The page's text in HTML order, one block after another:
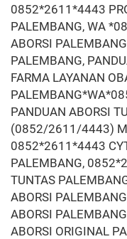
0852*2611*4443
PALEMBANG, WA
ABORSI
PALEMBANG,
FARMA LAYANAN
PANDUAN ABORSI
(0852/2611/4443)
0852*2611*4443
PALEMBANG,
TUNTAS
ABORSI
ABORSI
ABORSI ORIGINAL